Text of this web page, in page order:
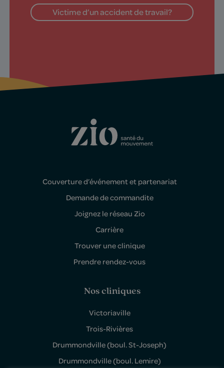
Victime d’un accident de travail?
Couverture d’événement et partenariat
Demande de commandite
Joignez le réseau Zio
Carrière
Trouver une clinique
Prendre rendez-vous
Nos cliniques
Victoriaville
Trois-Rivières
Drummondville (boul. St-Joseph)
Drummondville (boul. Lemire)